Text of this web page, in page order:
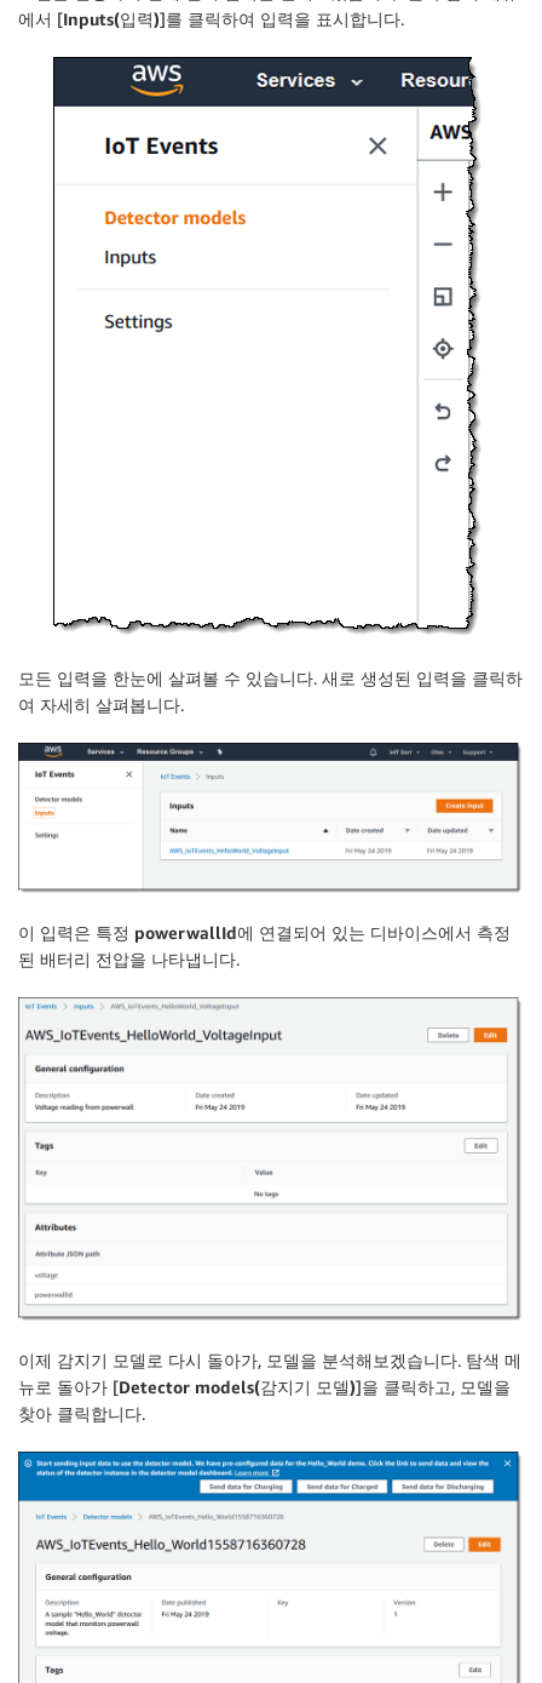
에서 [Inputs(입력)]를 클릭하여 입력을 표시합니다.
모든 입력을 한눈에 살펴볼 수 있습니다. 새로 생성된 입력을 클릭하
여 자세히 살펴봅니다.
이 입력은 특정 powerwallId에 연결되어 있는 디바이스에서 측정
된 배터리 전압을 나타냅니다.
이제 감지기 모델로 다시 돌아가, 모델을 분석해보겠습니다. 탐색 메
뉴로 돌아가 [Detector models(감지기 모델)]을 클릭하고, 모델을
찾아 클릭합니다.